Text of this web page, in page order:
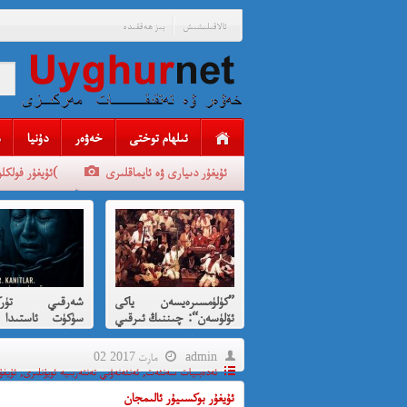
بىز ھەققىدە ئالاقىلىشىش
ئىلھام توختى خەۋەر دۇنيا
ئۇيغۇر دىيارى ۋە ئايماقلىرى ئۇيغۇر فولكلورلىرى(
”كۈلۈمسىرەيسەن ياكى
ئۆلۈسەن“: چىننىڭ ئىرقىي
قىرغىنچىلىقنى
كۈلۈمسىرەش ئارقىلىق
پەردىلەش ئويۇنى
شەرقىي
سۈكۈت
بېرىلغان
admin
02 مارت 2017
ئەدەبىيات سەنئەت,ئەنئەنەۋىي تەنتەربىيە ئويۇنلىرى,
ئۇيغۇر بوكسىيۇر ئالىمجان